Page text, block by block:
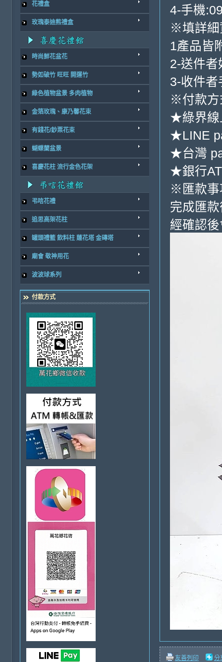
花禮盒
玫瑰泰迪熊禮盒
時尚鮮花盆花
勢如破竹 旺旺 開運竹
綠色植物盆景 多肉植物
金箔玫瑰、康乃馨花束
有錢花/鈔票花束
蝴蝶蘭盆景
喜慶花柱 流行金色花架
弔唁花禮
追思高架花柱
罐頭禮籃 飲料柱 蓮花塔 金磚塔
廟會 敬神用花
波波球系列
付款方式
4-手機
※填詳細
1產品皆
2-送件者
3-收件者
※付款方
★綠界線
★LINE
★台灣
★銀行
※匯款事
完成匯
經確認
友善列印 分